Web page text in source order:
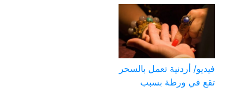
فيديو/ أردنية تعمل بالسحر
تقع في ورطة بسبب